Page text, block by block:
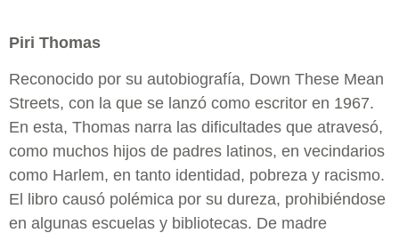
Piri Thomas
Reconocido por su autobiografía, Down These Mean
Streets, con la que se lanzó como escritor en 1967.
En esta, Thomas narra las dificultades que atravesó,
como muchos hijos de padres latinos, en vecindarios
como Harlem, en tanto identidad, pobreza y racismo.
El libro causó polémica por su dureza, prohibiéndose
en algunas escuelas y bibliotecas. De madre